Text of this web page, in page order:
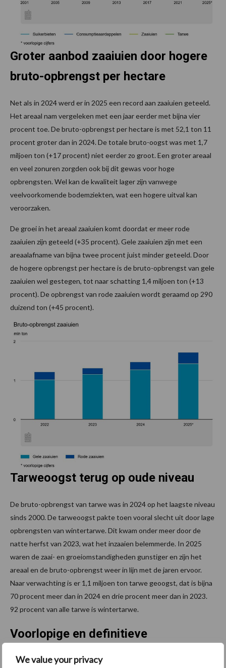
We value your privacy
Groter aanbod zaaiuien door hogere
bruto-opbrengst per hectare
Net als in 2024 werd er in 2025 een record aan zaaiuien geteeld.
Het areaal nam vergeleken met een jaar eerder met bijna vier
procent toe. De bruto-opbrengst per hectare is met 52,1 ton 11
procent groter dan in 2024. De totale bruto-oogst was met 1,7
miljoen ton (+17 procent) niet eerder zo groot. Een groter areaal
en veel zonuren zorgden ook bij dit gewas voor hoge
opbrengsten. Wel kan de kwaliteit lager zijn vanwege
veelvoorkomende bodemziekten, wat een hogere uitval kan
veroorzaken.
De groei in het areaal zaaiuien komt doordat er meer rode
zaaiuien zijn geteeld (+35 procent). Gele zaaiuien zijn met een
areaalafname van bijna twee procent juist minder geteeld. Door
de hogere opbrengst per hectare is de bruto-opbrengst van gele
zaaiuien wel gestegen, tot naar schatting 1,4 miljoen ton (+13
procent). De opbrengst van rode zaaiuien wordt geraamd op 290
duizend ton (+45 procent).
Tarweoogst terug op oude niveau
De bruto-opbrengst van tarwe was in 2024 op het laagste niveau
sinds 2000. De tarweoogst pakte toen vooral slecht uit door lage
opbrengsten van wintertarwe. Dit kwam onder meer door de
natte herfst van 2023, wat het inzaaien belemmerde. In 2025
waren de zaai- en groeiomstandigheden gunstiger en zijn het
areaal en de bruto-opbrengst weer in lijn met de jaren ervoor.
Naar verwachting is er 1,1 miljoen ton tarwe geoogst, dat is bijna
70 procent meer dan in 2024 en drie procent meer dan in 2023.
92 procent van alle tarwe is wintertarwe.
Voorlopige en definitieve
oogstramingen